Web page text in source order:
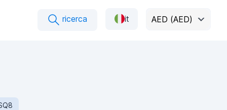
ricerca it AED (AED)